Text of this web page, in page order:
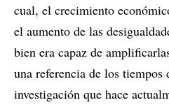
cual, el crecimiento
el aumento de las
bien era capaz de
una referencia de los
investigación que hace